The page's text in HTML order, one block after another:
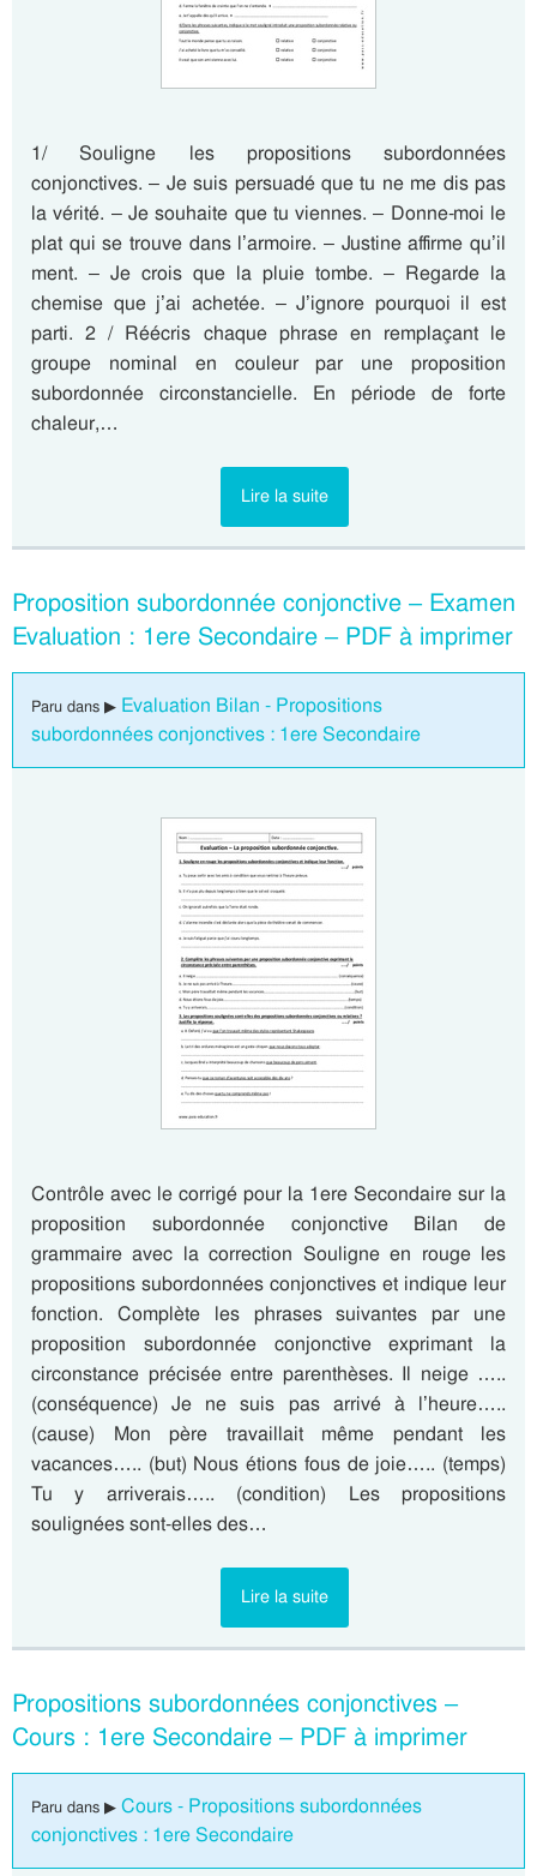
1/ Souligne les propositions subordonnées
conjonctives. – Je suis persuadé que tu ne me dis pas
la vérité. – Je souhaite que tu viennes. – Donne-moi le
plat qui se trouve dans l’armoire. – Justine affirme qu’il
ment. – Je crois que la pluie tombe. – Regarde la
chemise que j’ai achetée. – J’ignore pourquoi il est
parti. 2 / Réécris chaque phrase en remplaçant le
groupe nominal en couleur par une proposition
subordonnée circonstancielle. En période de forte
chaleur,…
Lire la suite
Proposition subordonnée conjonctive – Examen
Evaluation : 1ere Secondaire – PDF à imprimer
Paru dans ▶ Evaluation Bilan - Propositions
subordonnées conjonctives : 1ere Secondaire
Contrôle avec le corrigé pour la 1ere Secondaire sur la
proposition subordonnée conjonctive Bilan de
grammaire avec la correction Souligne en rouge les
propositions subordonnées conjonctives et indique leur
fonction. Complète les phrases suivantes par une
proposition subordonnée conjonctive exprimant la
circonstance précisée entre parenthèses. Il neige …..
(conséquence) Je ne suis pas arrivé à l’heure…..
(cause) Mon père travaillait même pendant les
vacances….. (but) Nous étions fous de joie….. (temps)
Tu y arriverais….. (condition) Les propositions
soulignées sont-elles des…
Lire la suite
Propositions subordonnées conjonctives –
Cours : 1ere Secondaire – PDF à imprimer
Paru dans ▶ Cours - Propositions subordonnées
conjonctives : 1ere Secondaire